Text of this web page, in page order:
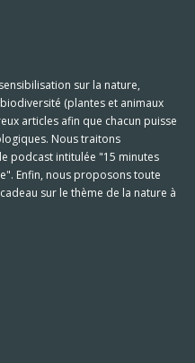
sur la nature,
(plantes et animaux
articles afin que chacun puisse
Nous traitons
podcast intitulée "15 minutes
Enfin, nous proposons toute
sur le thème de la nature à